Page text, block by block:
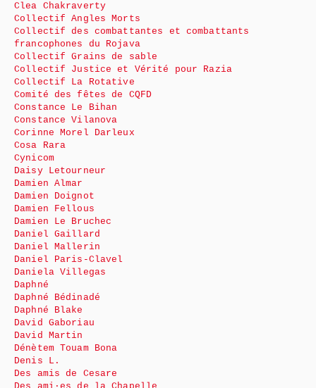
Clea Chakraverty
Collectif Angles Morts
Collectif des combattantes et combattants
francophones du Rojava
Collectif Grains de sable
Collectif Justice et Vérité pour Razia
Collectif La Rotative
Comité des fêtes de CQFD
Constance Le Bihan
Constance Vilanova
Corinne Morel Darleux
Cosa Rara
Cynicom
Daisy Letourneur
Damien Almar
Damien Doignot
Damien Fellous
Damien Le Bruchec
Daniel Gaillard
Daniel Mallerin
Daniel Paris-Clavel
Daniela Villegas
Daphné
Daphné Bédinadé
Daphné Blake
David Gaboriau
David Martin
Dénètem Touam Bona
Denis L.
Des amis de Cesare